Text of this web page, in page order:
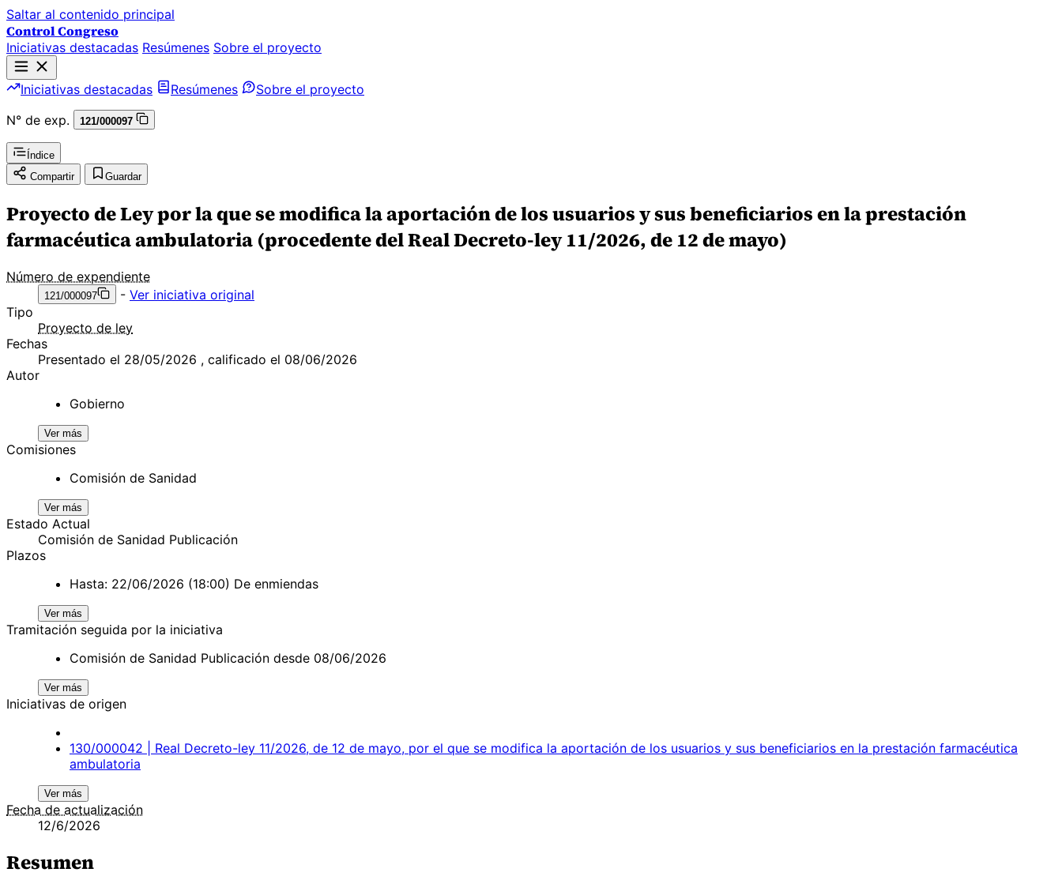
Saltar al contenido principal
Control Congreso
Iniciativas destacadas Resúmenes Sobre el proyecto
Iniciativas destacadas Resúmenes
Sobre el proyecto
N° de exp.
121/000097
Índice
Compartir
Guardar
Proyecto de Ley por la que se modifica la aportación de los usuarios y sus beneficiarios en la prestación
farmacéutica ambulatoria (procedente del Real Decreto-ley 11/2026, de 12 de mayo)
Número de expendiente
121/000097 - Ver iniciativa original
Tipo
Proyecto de ley
Fechas
Presentado el 28/05/2026 , calificado el 08/06/2026
Autor
Gobierno
Ver más
Comisiones
Comisión de Sanidad
Ver más
Estado Actual
Comisión de Sanidad Publicación
Plazos
Hasta: 22/06/2026 (18:00) De enmiendas
Ver más
Tramitación seguida por la iniciativa
Comisión de Sanidad Publicación desde 08/06/2026
Ver más
Iniciativas de origen
130/000042 | Real Decreto-ley 11/2026, de 12 de mayo, por el que se modifica la aportación de los usuarios y sus beneficiarios en la prestación farmacéutica
ambulatoria
Ver más
Fecha de actualización
12/6/2026
Resumen